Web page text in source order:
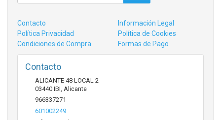
Contacto
Información Legal
Política Privacidad
Política de Cookies
Condiciones de Compra
Formas de Pago
Contacto
ALICANTE 48 LOCAL 2
03440 IBI Alicante
966337271
601002249